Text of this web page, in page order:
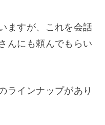
ますが、これを会話
んにも頼んでもらい
ラインナップがあり